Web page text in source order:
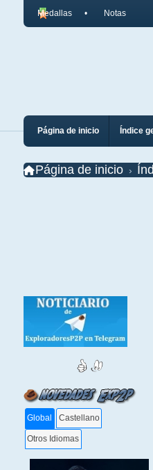
Medallas Notas
Página de inicio Índice
Página de inicio
Global Castellano
Otros Idiomas